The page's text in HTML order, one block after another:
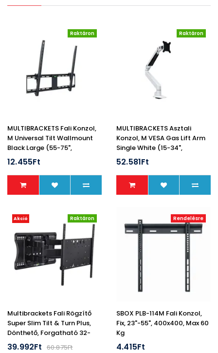
Raktáron
MULTIBRACKETS Fali Konzol,
M Universal Tilt Wallmount
Black Large (55-75",
Max.VESA: 800x600 Mm, 75
Kg)
12.455Ft
Raktáron
MULTIBRACKETS Asztali
Konzol, M VESA Gas Lift Arm
Single White (15-34",
Max.VESA: 100x100 Mm, 10
Kg)
52.581Ft
Akció Raktáron
Multibrackets Fali Rögzítő
Super Slim Tilt & Turn Plus,
Dönthető, Forgatható 32-
65", Fekete
39.992Ft 60.875Ft
Rendelésre
SBOX PLB-114M Fali Konzol,
Fix, 23"-55", 400x400, Max 60
Kg
4.415Ft